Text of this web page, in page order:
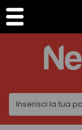
Pannello di